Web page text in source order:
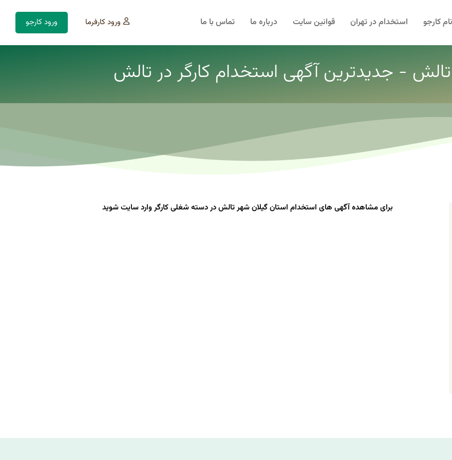
کارجو استخدام در تهران قوانین سایت درباره ما تماس با ما ورود کارفرما ورود کارجو
تالش - جدیدترین آگهی استخدام کارگر در تالش
برای مشاهده آگهی های استخدام استان گیلان شهر تالش در دسته شغلی کارگر وارد سایت شوید